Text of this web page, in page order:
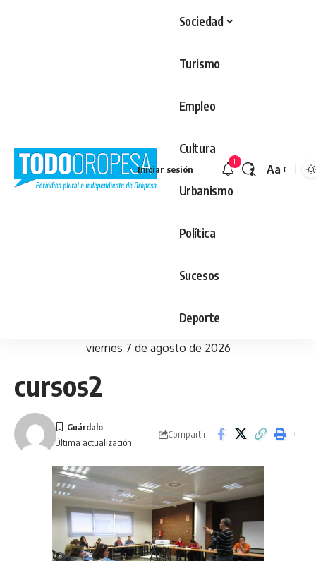
Sociedad
Turismo
Empleo
Cultura
Urbanismo
Política
Sucesos
Deporte
Iniciar sesión
1
Aa
viernes 7 de agosto de 2026
cursos2
Última actualización
Compartir